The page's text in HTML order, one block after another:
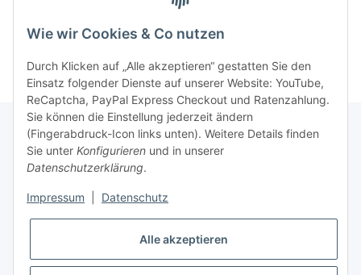
Rechtliche Hinweise
Produktinformationen
Wie wir Cookies & Co nutzen
Durch Klicken auf „Alle akzeptieren“ gestatten Sie den
Einsatz folgender Dienste auf unserer Website: YouTube,
ReCaptcha, PayPal Express Checkout und Ratenzahlung.
Sie können die Einstellung jederzeit ändern
(Fingerabdruck-Icon links unten). Weitere Details finden
Sie unter Konfigurieren und in unserer
Datenschutzerklärung.
Impressum Datenschutz
Alle akzeptieren